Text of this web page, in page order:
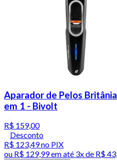
Aparador de Pelos
em 1 - Bivolt
R$ 159,00
Desconto
R$ 123,49no PIX
ou R$ 129,99em até 3x de R$